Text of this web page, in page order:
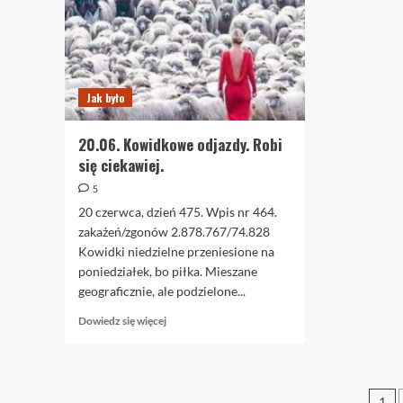
Jak było
20.06. Kowidkowe odjazdy. Robi
się ciekawiej.
5
20 czerwca, dzień 475. Wpis nr 464.
zakażeń/zgonów 2.878.767/74.828
Kowidki niedzielne przeniesione na
poniedziałek, bo piłka. Mieszane
geograficznie, ale podzielone...
Dowiedz się więcejDowiedz